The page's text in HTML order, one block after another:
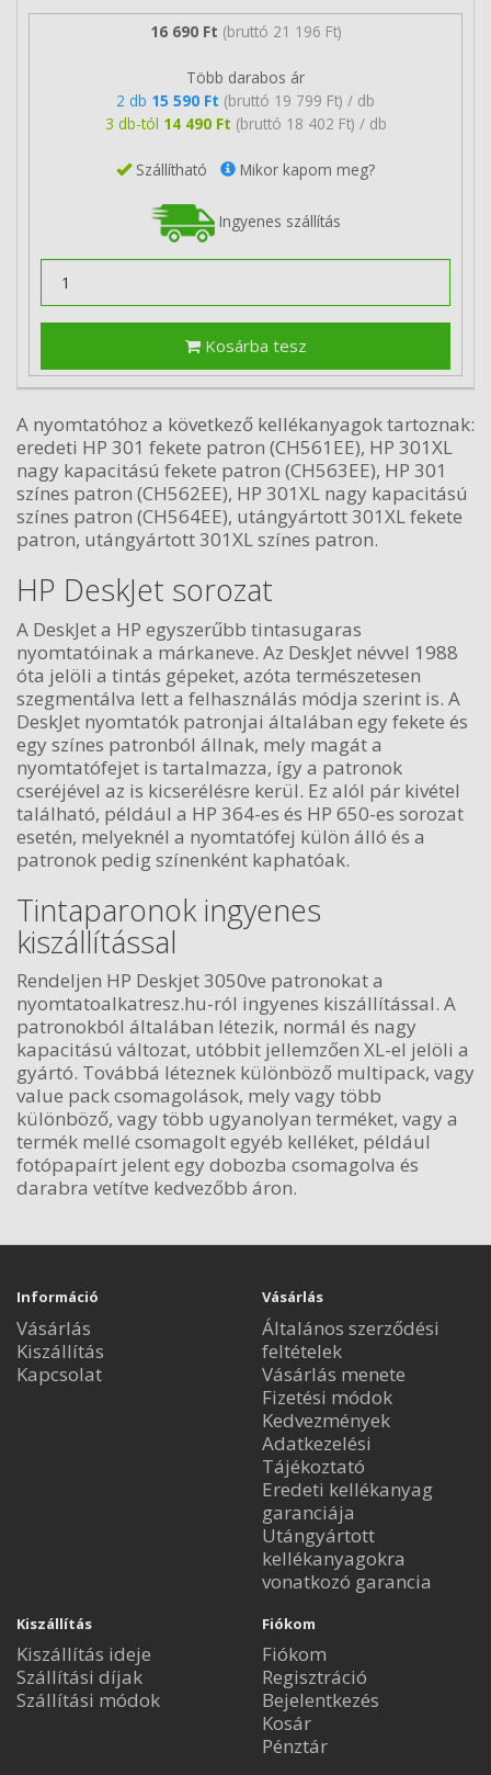
16 690 Ft (bruttó 21 196 Ft)
Több darabos ár
2 db 15 590 Ft (bruttó 19 799 Ft) / db
3 db-tól 14 490 Ft (bruttó 18 402 Ft) / db
Szállítható Mikor kapom meg?
Ingyenes szállítás
Kosárba tesz
A nyomtatóhoz a következő kellékanyagok tartoznak:
eredeti HP 301 fekete patron (CH561EE), HP 301XL
nagy kapacitású fekete patron (CH563EE), HP 301
színes patron (CH562EE), HP 301XL nagy kapacitású
színes patron (CH564EE), utángyártott 301XL fekete
patron, utángyártott 301XL színes patron.
HP DeskJet sorozat
A DeskJet a HP egyszerűbb tintasugaras
nyomtatóinak a márkaneve. Az DeskJet névvel 1988
óta jelöli a tintás gépeket, azóta természetesen
szegmentálva lett a felhasználás módja szerint is. A
DeskJet nyomtatók patronjai általában egy fekete és
egy színes patronból állnak, mely magát a
nyomtatófejet is tartalmazza, így a patronok
cseréjével az is kicserélésre kerül. Ez alól pár kivétel
található, például a HP 364-es és HP 650-es sorozat
esetén, melyeknél a nyomtatófej külön álló és a
patronok pedig színenként kaphatóak.
Tintaparonok ingyenes
kiszállítással
Rendeljen HP Deskjet 3050ve patronokat a
nyomtatoalkatresz.hu-ról ingyenes kiszállítással. A
patronokból általában létezik, normál és nagy
kapacitású változat, utóbbit jellemzően XL-el jelöli a
gyártó. Továbbá léteznek különböző multipack, vagy
value pack csomagolások, mely vagy több
különböző, vagy több ugyanolyan terméket, vagy a
termék mellé csomagolt egyéb kelléket, például
fotópapaírt jelent egy dobozba csomagolva és
darabra vetítve kedvezőbb áron.
Információ
Vásárlás
Kiszállítás
Kapcsolat
Vásárlás
Általános szerződési
feltételek
Vásárlás menete
Fizetési módok
Kedvezmények
Adatkezelési
Tájékoztató
Eredeti kellékanyag
garanciája
Utángyártott
kellékanyagokra
vonatkozó garancia
Kiszállítás
Kiszállítás ideje
Szállítási díjak
Szállítási módok
Fiókom
Fiókom
Regisztráció
Bejelentkezés
Kosár
Pénztár